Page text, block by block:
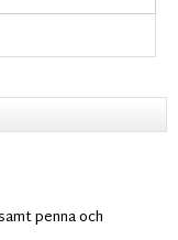
penna och